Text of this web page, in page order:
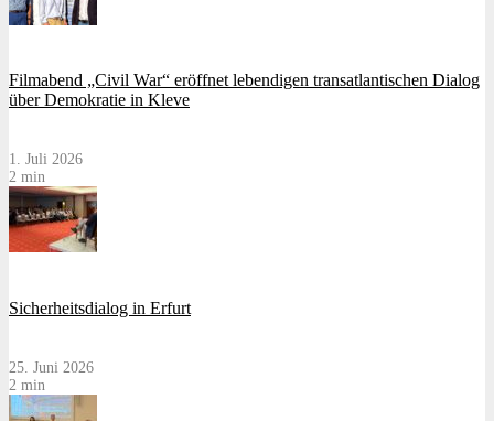
Filmabend „Civil War“ eröffnet lebendigen transatlantischen Dialog
über Demokratie in Kleve
1. Juli 2026
2 min
Sicherheitsdialog in Erfurt
25. Juni 2026
2 min